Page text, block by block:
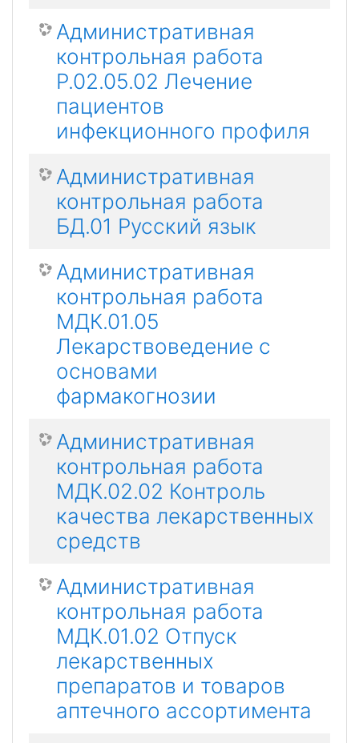
Административная
контрольная работа
Р.02.05.02 Лечение
пациентов
инфекционного профиля
Административная
контрольная работа
БД.01 Русский язык
Административная
контрольная работа
МДК.01.05
Лекарствоведение с
основами
фармакогнозии
Административная
контрольная работа
МДК.02.02 Контроль
качества лекарственных
средств
Административная
контрольная работа
МДК.01.02 Отпуск
лекарственных
препаратов и товаров
аптечного ассортимента